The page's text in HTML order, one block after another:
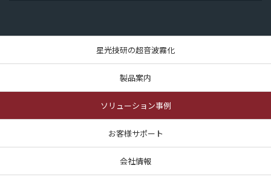
星光技研の超音波霧化
製品案内
ソリューション事例
お客様サポート
会社情報